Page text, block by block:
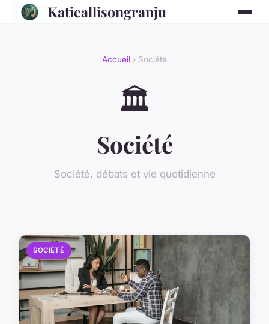
Katieallisongranju
Accueil › Société
🏛️
Société
Société, débats et vie quotidienne
SOCIÉTÉ